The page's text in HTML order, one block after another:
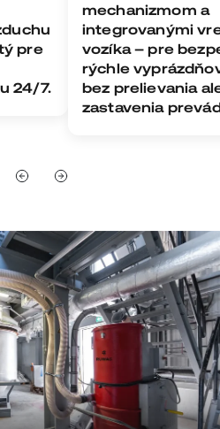
pre
24/7.
mechanizmom a
integrovanými
vozíka – pre
rýchle
bez prelievania
zastavenia
automatické prehrávanie